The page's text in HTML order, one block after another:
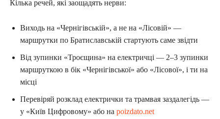
Кілька речей, які заощадять нерви:
Виходь на «Чернігівській», а не на «Лісовій» —
маршрутки по Братиславській стартують саме звідти
Від зупинки «Троєщина» на електричці — 2–3 зупинки
маршруткою в бік «Чернігівської» або «Лісової», і ти на
місці
Перевіряй розклад електрички та трамвая заздалегідь —
у «Київ Цифровому» або на poizdato.net